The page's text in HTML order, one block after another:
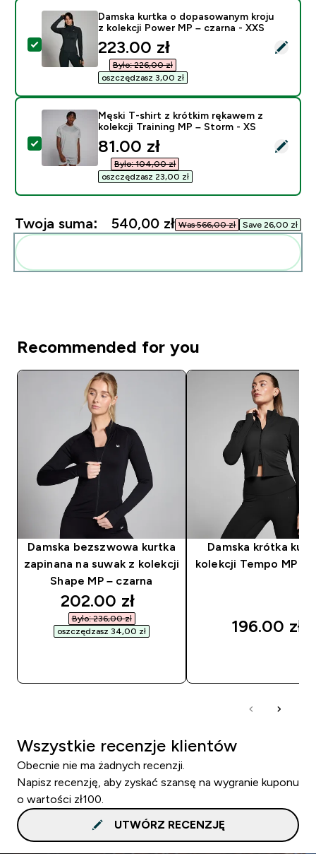
Wybierz ten produkt - Damska kurtka o
Damska kurtka o dopasowanym kroju
z kolekcji Power MP – czarna - XXS
discounted price
223.00 zł‎
Było: 226,00 zł‎
oszczędzasz 3,00 zł‎
Wybierz ten produkt - Męski T-shirt z krótkim
Męski T-shirt z krótkim rękawem z
kolekcji Training MP – Storm - XS
discounted price
81.00 zł‎
Było: 104,00 zł‎
oszczędzasz 23,00 zł‎
Twoja suma: 540,00 zł‎ Was 566,00 zł‎ Save 26,00 zł‎
Recommended for you
Damska bezszwowa kurtka
zapinana na suwak z kolekcji
Shape MP – czarna
discounted price
202.00 zł‎
Było: 236,00 zł‎
oszczędzasz 34,00 zł‎
Damska krótka
kolekcji Tempo MP –
196.00 zł‎
Wszystkie recenzje klientów
Obecnie nie ma żadnych recenzji.
Napisz recenzję, aby zyskać szansę na wygranie kuponu
o wartości zł100.
UTWÓRZ RECENZJĘ